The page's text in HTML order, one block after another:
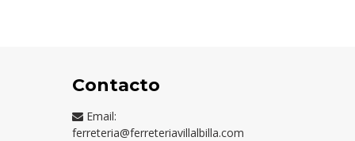
Contacto
Email:
ferreteria@ferreteriavillalbilla.com